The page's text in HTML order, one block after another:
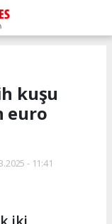
kuşu
euro
- 11:41